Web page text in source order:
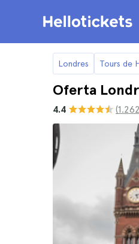
Londres Tours de
Oferta
4.4